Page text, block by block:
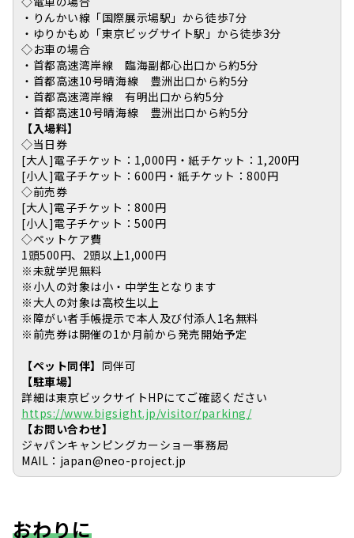
・りんかい線「国際展示場駅」から徒歩7分
・ゆりかもめ「東京ビッグサイト駅」から徒歩3分
◇お車の場合
・首都高速湾岸線 臨海副都心出口から約5分
・首都高速10号晴海線 豊洲出口から約5分
・首都高速湾岸線 有明出口から約5分
・首都高速10号晴海線 豊洲出口から約5分
【入場料】
◇当日券
[大人]電子チケット：1,000円・紙チケット：1,200円
[小人]電子チケット：600円・紙チケット：800円
◇前売券
[大人]電子チケット：800円
[小人]電子チケット：500円
◇ペットケア費
1頭500円、2頭以上1,000円
※未就学児無料
※小人の対象は小・中学生となります
※大人の対象は高校生以上
※障がい者手帳提示で本人及び付添人1名無料
※前売券は開催の1か月前から発売開始予定
【ペット同伴】 同伴可
【駐車場】
詳細は東京ビックサイトHPにてご確認ください
https://www.bigsight.jp/visitor/parking/
【お問い合わせ】
ジャパンキャンピングカーショー事務局
MAIL：japan@neo-project.jp
おわりに